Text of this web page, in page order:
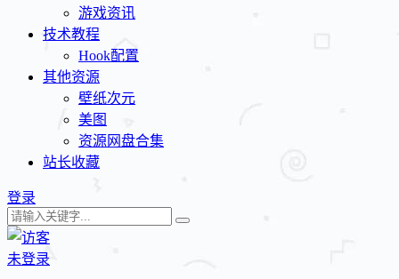
游戏资讯
技术教程
Hook配置
其他资源
壁纸次元
美图
资源网盘合集
站长收藏
登录
未登录